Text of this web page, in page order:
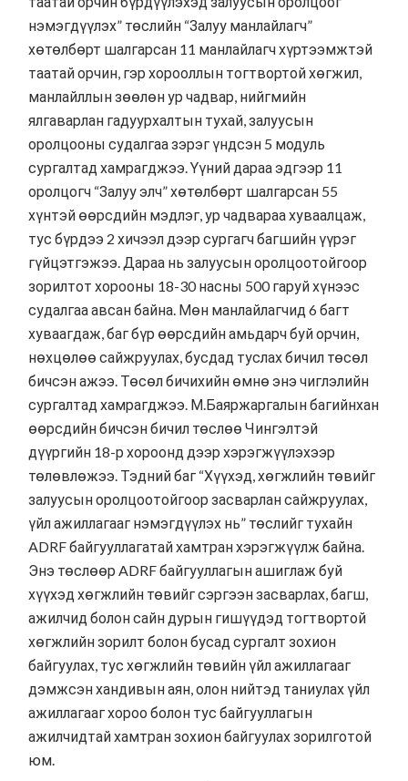
нэмэгдүүлэх” төслийн “Залуу манлайлагч”
хөтөлбөрт шалгарсан 11 манлайлагч хүртээмжтэй
таатай орчин, гэр хорооллын тогтвортой хөгжил,
манлайллын зөөлөн ур чадвар, нийгмийн
ялгаварлан гадуурхалтын тухай, залуусын
оролцооны судалгаа зэрэг үндсэн 5 модуль
сургалтад хамрагджээ. Үүний дараа эдгээр 11
оролцогч “Залуу элч” хөтөлбөрт шалгарсан 55
хүнтэй өөрсдийн мэдлэг, ур чадвараа хуваалцаж,
тус бүрдээ 2 хичээл дээр сургагч багшийн үүрэг
гүйцэтгэжээ. Дараа нь залуусын оролцоотойгоор
зорилтот хорооны 18-30 насны 500 гаруй хүнээс
судалгаа авсан байна. Мөн манлайлагчид 6 багт
хуваагдаж, баг бүр өөрсдийн амьдарч буй орчин,
нөхцөлөө сайжруулах, бусдад туслах бичил төсөл
бичсэн ажээ. Төсөл бичихийн өмнө энэ чиглэлийн
сургалтад хамрагджээ. М.Баяржаргалын багийнхан
өөрсдийн бичсэн бичил төслөө Чингэлтэй
дүүргийн 18-р хороонд дээр хэрэгжүүлэхээр
төлөвлөжээ. Тэдний баг “Хүүхэд, хөгжлийн төвийг
залуусын оролцоотойгоор засварлан сайжруулах,
үйл ажиллагааг нэмэгдүүлэх нь” төслийг тухайн
ADRF байгууллагатай хамтран хэрэгжүүлж байна.
Энэ төслөөр ADRF байгууллагын ашиглаж буй
хүүхэд хөгжлийн төвийг сэргээн засварлах, багш,
ажилчид болон сайн дурын гишүүдэд тогтвортой
хөгжлийн зорилт болон бусад сургалт зохион
байгуулах, тус хөгжлийн төвийн үйл ажиллагааг
дэмжсэн хандивын аян, олон нийтэд таниулах үйл
ажиллагааг хороо болон тус байгууллагын
ажилчидтай хамтран зохион байгуулах зорилготой
юм.